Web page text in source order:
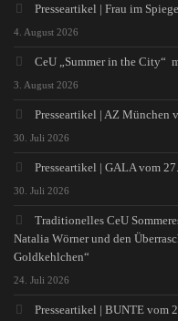
Presseartikel | Frau im
4. August 2026
CeU „Summer in the City“
3. August 2026
Presseartikel | AZ München
30. Juli 2026
Presseartikel | GALA vom
30. Juli 2026
Traditionelles CeU
Natalia Wörner und den
Goldkehlchen“
24. Juli 2026
Presseartikel | BUNTE vom